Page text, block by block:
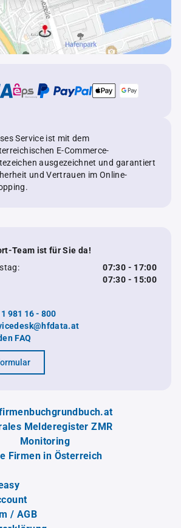
Service ist mit dem
E-Commerce-
ausgezeichnet und garantiert
und Vertrauen im Online-
Team ist für Sie da!
07:30 - 17:00
07:30 - 15:00
981 16 - 800
FAQ
Melderegister ZMR
Monitoring
Firmen in Österreich
/ AGB